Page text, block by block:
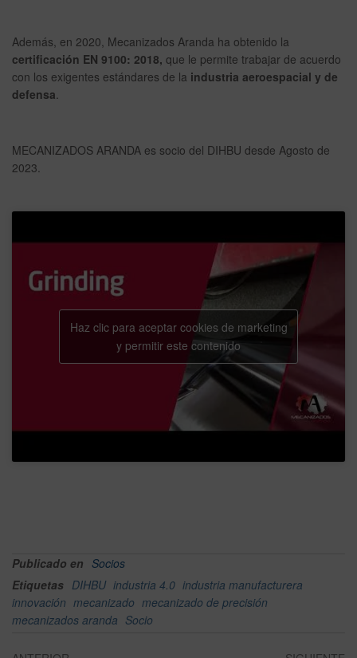
Además, en 2020, Mecanizados Aranda ha obtenido la
certificación EN 9100: 2018, que le permite trabajar de acuerdo
con los exigentes estándares de la industria aeroespacial y de
defensa.
MECANIZADOS ARANDA es socio del DIHBU desde Agosto de
2023.
Haz clic para aceptar cookies de marketing
y permitir este contenido
Publicado en Socios
Etiquetas DIHBU industria 4.0 industria manufacturera
innovación mecanizado mecanizado de precisión
mecanizados aranda Socio